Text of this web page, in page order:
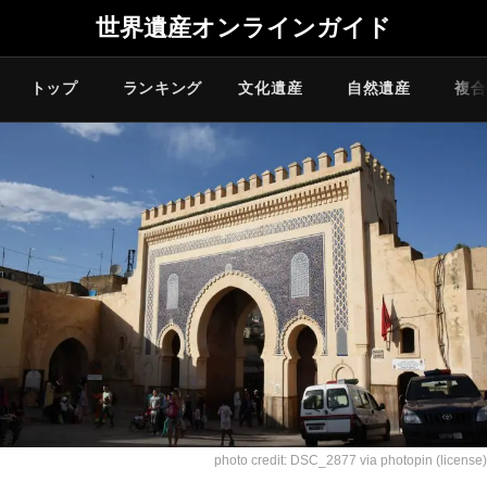
世界遺産オンラインガイド
トップ ランキング 文化遺産 自然遺産 複
photo credit: DSC_2877 via photopin (license)